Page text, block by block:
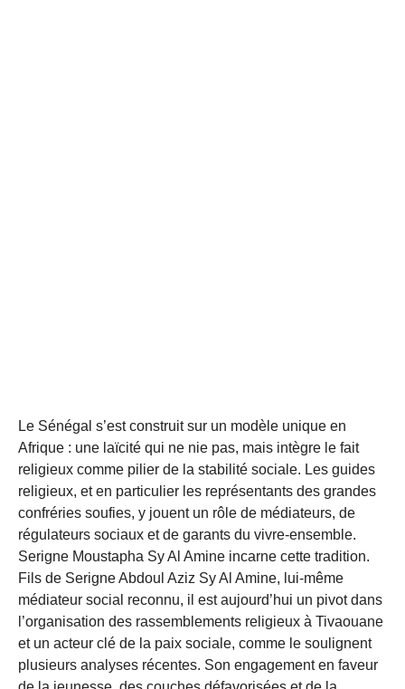
Le Sénégal s’est construit sur un modèle unique en
Afrique : une laïcité qui ne nie pas, mais intègre le fait
religieux comme pilier de la stabilité sociale. Les guides
religieux, et en particulier les représentants des grandes
confréries soufies, y jouent un rôle de médiateurs, de
régulateurs sociaux et de garants du vivre-ensemble.
Serigne Moustapha Sy Al Amine incarne cette tradition.
Fils de Serigne Abdoul Aziz Sy Al Amine, lui-même
médiateur social reconnu, il est aujourd’hui un pivot dans
l’organisation des rassemblements religieux à Tivaouane
et un acteur clé de la paix sociale, comme le soulignent
plusieurs analyses récentes. Son engagement en faveur